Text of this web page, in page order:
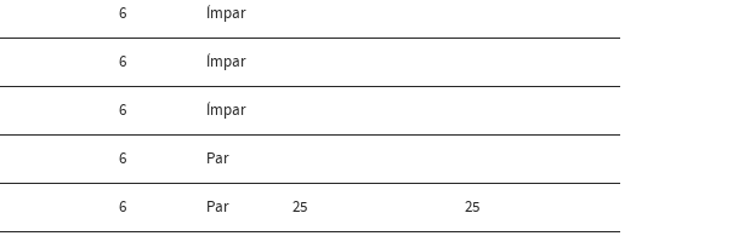
6 Ímpar
6 Ímpar
6 Ímpar
6 Par
6 Par 25 25